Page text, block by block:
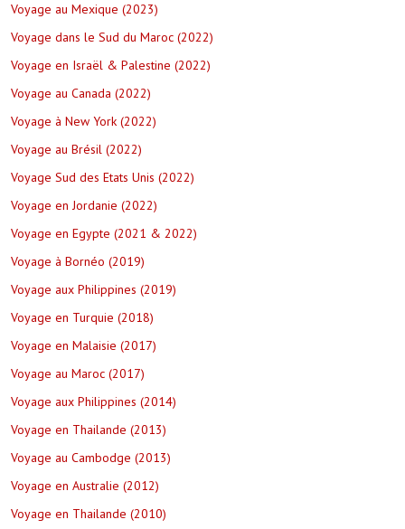
Voyage au Mexique (2023)
Voyage dans le Sud du Maroc (2022)
Voyage en Israël & Palestine (2022)
Voyage au Canada (2022)
Voyage à New York (2022)
Voyage au Brésil (2022)
Voyage Sud des Etats Unis (2022)
Voyage en Jordanie (2022)
Voyage en Egypte (2021 & 2022)
Voyage à Bornéo (2019)
Voyage aux Philippines (2019)
Voyage en Turquie (2018)
Voyage en Malaisie (2017)
Voyage au Maroc (2017)
Voyage aux Philippines (2014)
Voyage en Thailande (2013)
Voyage au Cambodge (2013)
Voyage en Australie (2012)
Voyage en Thailande (2010)